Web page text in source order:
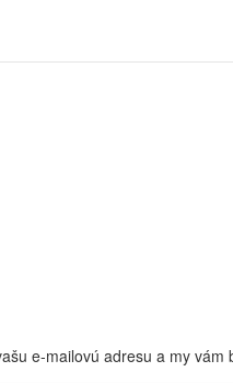
e-mailovú adresu a my vám